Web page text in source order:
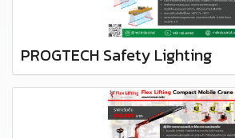
PROGTECH Safety Lighting